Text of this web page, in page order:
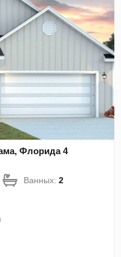
Флорида 4
Ванных:2